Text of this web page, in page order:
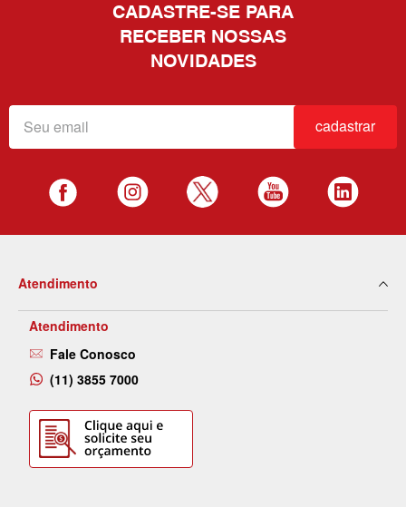
CADASTRE-SE PARA
RECEBER NOSSAS
NOVIDADES
cadastrar
Atendimento
Atendimento
Fale Conosco
(11) 3855 7000